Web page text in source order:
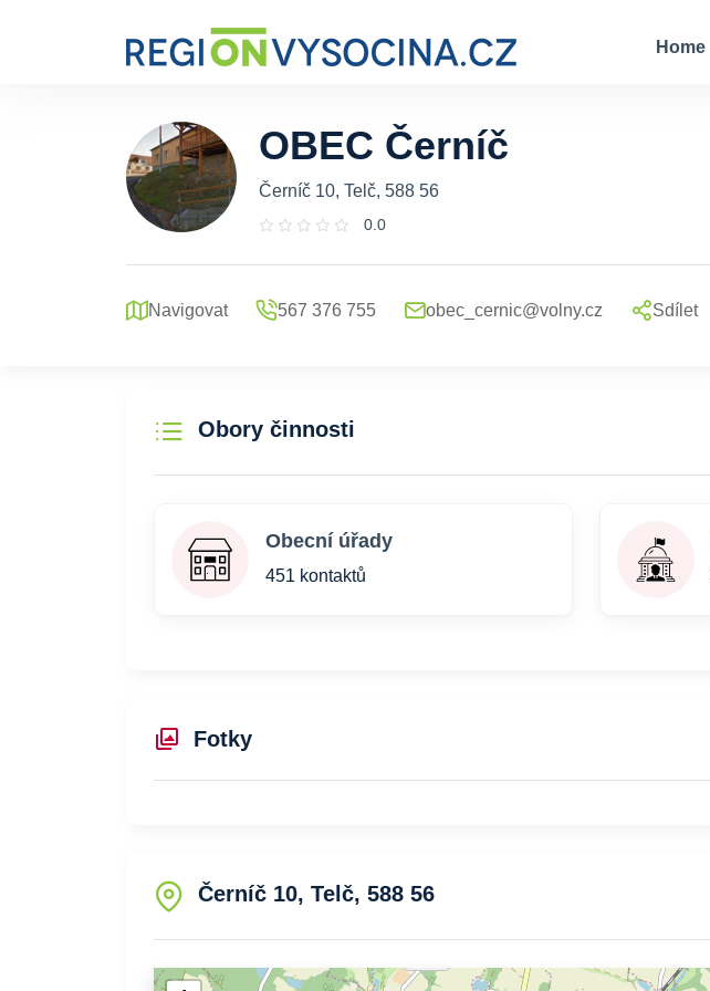
Home
OBEC Černíč
Černíč 10, Telč, 588 56
0.0
Navigovat 567 376 755 obec_cernic@volny.cz Sdílet
Obory činnosti
Obecní úřady
451 kontaktů
Fotky
Černíč 10, Telč, 588 56